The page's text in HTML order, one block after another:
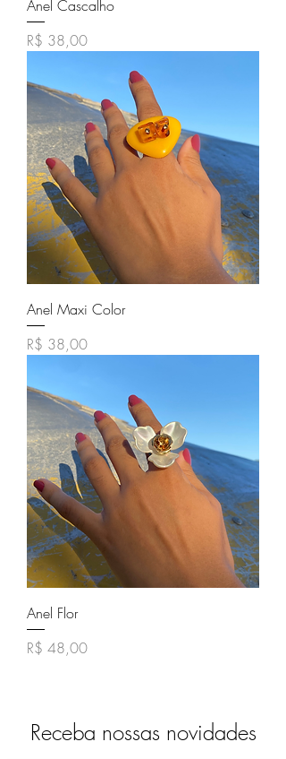
Anel Cascalho
Preço
R$ 38,00
Anel Maxi Color
Preço
R$ 38,00
Anel Flor
Preço
R$ 48,00
Receba nossas novidades